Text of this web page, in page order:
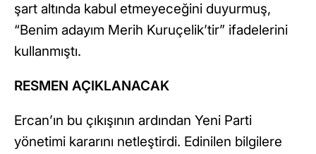
şart altında kabul etmeyeceğini duyurmuş,
“Benim adayım Merih Kuruçelik’tir” ifadelerini
kullanmıştı.
RESMEN AÇIKLANACAK
Ercan’ın bu çıkışının ardından Yeni Parti
yönetimi kararını netleştirdi. Edinilen bilgilere